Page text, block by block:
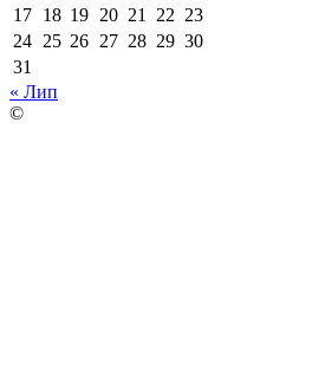
17 18 19 20 21 22 23
24 25 26 27 28 29 30
31
« Лип
©